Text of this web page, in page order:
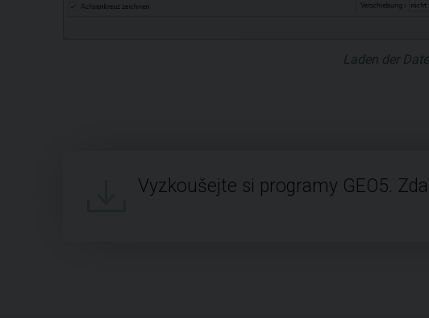
Laden der
Vyzkoušejte si programy GEO5.